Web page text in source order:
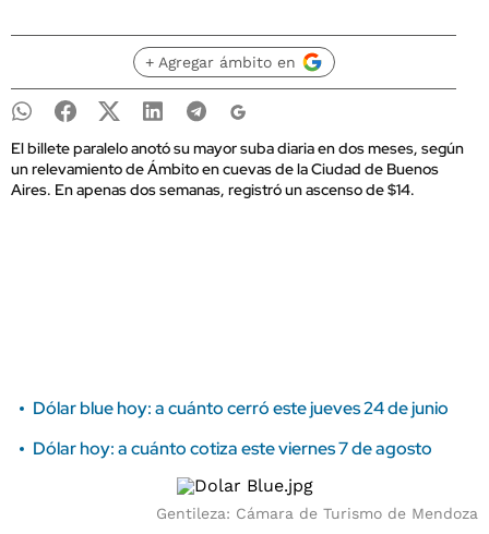
+ Agregar ámbito en
El billete paralelo anotó su mayor suba diaria en dos meses, según
un relevamiento de Ámbito en cuevas de la Ciudad de Buenos
Aires. En apenas dos semanas, registró un ascenso de $14.
Dólar blue hoy: a cuánto cerró este jueves 24 de junio
Dólar hoy: a cuánto cotiza este viernes 7 de agosto
Gentileza: Cámara de Turismo de Mendoza